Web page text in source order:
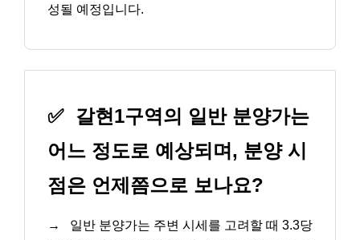
성될 예정입니다.
✅ 갈현1구역의 일반 분양가는
어느 정도로 예상되며, 분양 시
점은 언제쯤으로 보나요?
→
일반 분양가는 주변 시세를 고려할 때 3.3당